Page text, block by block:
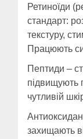
Ретиноїди
стандарт:
текстуру,
Працюють
Пептиди –
підвищують
чутливій
захищають